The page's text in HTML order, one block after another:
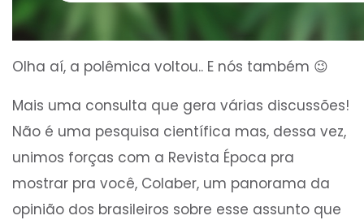
Olha aí, a polêmica voltou.. E nós também 😉
Mais uma consulta que gera várias discussões!
Não é uma pesquisa científica mas, dessa vez,
unimos forças com a Revista Época pra
mostrar pra você, Colaber, um panorama da
opinião dos brasileiros sobre esse assunto que